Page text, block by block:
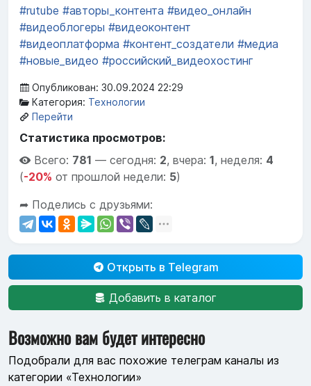
#rutube #авторы_контента #видео_онлайн
#видеоблогеры #видеоконтент
#видеоплатформа #контент_создатели #медиа
#новые_видео #российский_видеохостинг
Опубликован: 30.09.2024 22:29
Категория: Технологии
Перейти
Статистика просмотров:
Всего: 781 — сегодня: 2, вчера: 1, неделя: 4
(-20% от прошлой недели: 5)
➦ Поделись с друзьями:
Открыть в Telegram
Добавить в каталог
Возможно вам будет интересно
Подобрали для вас похожие телеграм каналы из
категории «Технологии»